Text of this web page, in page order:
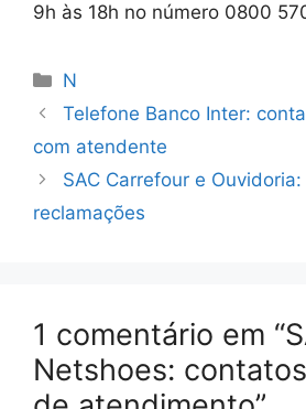
9h às 18h no número 0800
Categorias
N
Telefone Banco Inter:
com atendente
SAC Carrefour e
reclamações
1 comentário em
Netshoes: